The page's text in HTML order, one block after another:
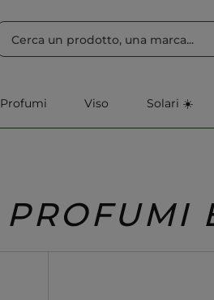
Profumi Viso Solari ☀️
PROFUMI